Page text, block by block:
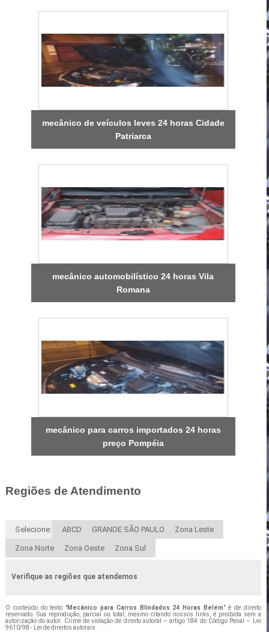
mecânico de veículos leves 24 horas Cidade
Patriarca
mecânico automobilístico 24 horas Vila
Romana
mecânico para carros importados 24 horas
preço Pompéia
Regiões de Atendimento
Selecione: ABCD GRANDE SÃO PAULO Zona Leste
Zona Norte Zona Oeste Zona Sul
Verifique as regiões que atendemos
O conteúdo do texto "Mecânico para Carros Blindados 24 Horas Belém" é de direito
reservado. Sua reprodução, parcial ou total, mesmo citando nossos links, é proibida sem a
autorização do autor. Crime de violação de direito autoral – artigo 184 do Código Penal –
Lei
9610/98 - Lei de direitos autorais.